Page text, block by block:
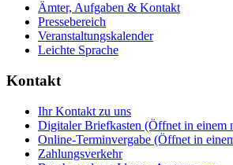
Ämter, Aufgaben & Kontakt
Pressebereich
Veranstaltungskalender
Leichte Sprache
Kontakt
Ihr Kontakt zu uns
Digitaler Briefkasten (Öffnet in einem
Online-Terminvergabe (Öffnet in
Zahlungsverkehr